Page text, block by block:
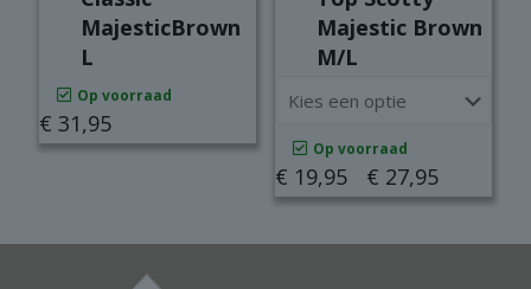
MajesticBrown
L
Op voorraad
€ 31,95
Majestic Brown
M/L
Op voorraad
€ 19,95 € 27,95
€ 19,95
€ 27,95
Dit
heeft